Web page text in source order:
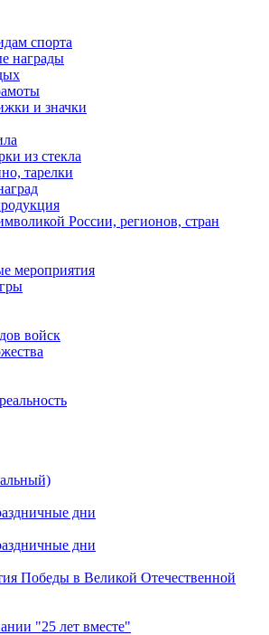
спорта
награды
и значки
из стекла
тарелки
России, регионов, стран
мероприятия
войск
дни
дни
Победы в Великой Отечественной
"25 лет вместе"